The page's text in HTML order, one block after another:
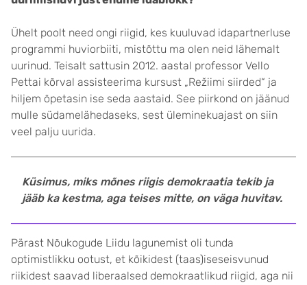
Ühelt poolt need ongi riigid, kes kuuluvad idapartnerluse
programmi huviorbiiti, mistõttu ma olen neid lähemalt
uurinud. Teisalt sattusin 2012. aastal professor Vello
Pettai kõrval assisteerima kursust „Režiimi siirded“ ja
hiljem õpetasin ise seda aastaid. See piirkond on jäänud
mulle südamelähedaseks, sest üleminekuajast on siin
veel palju uurida.
Küsimus, miks mõnes riigis demokraatia tekib ja
jääb ka kestma, aga teises mitte, on väga huvitav.
Pärast Nõukogude Liidu lagunemist oli tunda
optimistlikku ootust, et kõikidest (taas)iseseisvunud
riikidest saavad liberaalsed demokraatlikud riigid, aga nii